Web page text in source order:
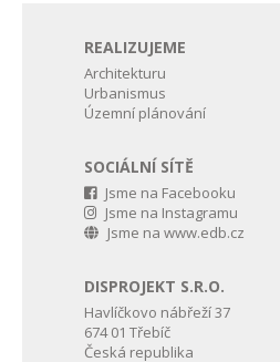
REALIZUJEME
Architekturu
Urbanismus
Územní plánování
SOCIÁLNÍ SÍTĚ
Jsme na Facebooku
Jsme na Instagramu
Jsme na www.edb.cz
DISPROJEKT S.R.O.
Havlíčkovo nábřeží 37
674 01 Třebíč
Česká republika